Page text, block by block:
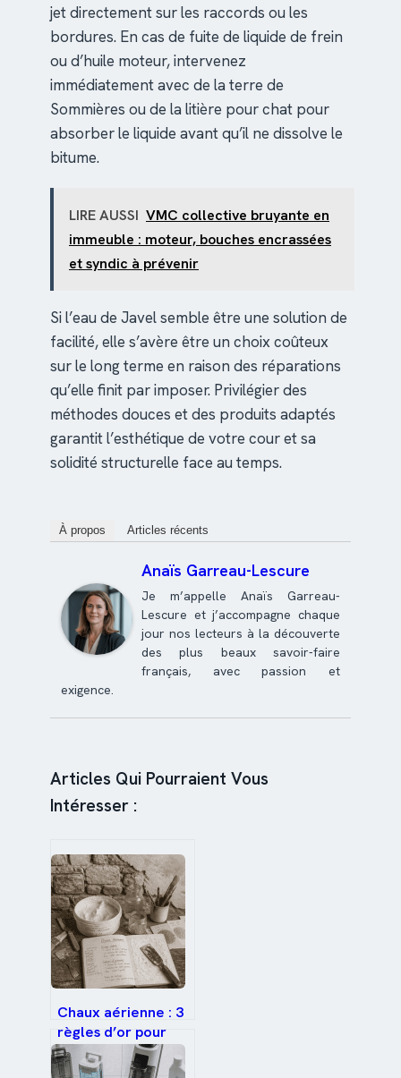
jet directement sur les raccords ou les
bordures. En cas de fuite de liquide de frein
ou d’huile moteur, intervenez
immédiatement avec de la terre de
Sommières ou de la litière pour chat pour
absorber le liquide avant qu’il ne dissolve le
bitume.
LIRE AUSSI VMC collective bruyante en
immeuble : moteur, bouches encrassées
et syndic à prévenir
Si l’eau de Javel semble être une solution de
facilité, elle s’avère être un choix coûteux
sur le long terme en raison des réparations
qu’elle finit par imposer. Privilégier des
méthodes douces et des produits adaptés
garantit l’esthétique de votre cour et sa
solidité structurelle face au temps.
À propos Articles récents
Anaïs Garreau-Lescure
Je m’appelle Anaïs Garreau-
Lescure et j’accompagne chaque
jour nos lecteurs à la découverte
des plus beaux savoir-faire
français, avec passion et
exigence.
Articles Qui Pourraient Vous
Intéresser :
Chaux aérienne : 3
règles d’or pour
réussir vos enduits
de 1,5 cm maximum